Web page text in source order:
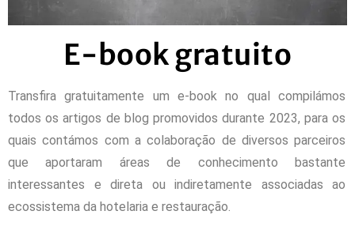
E-book gratuito
Transfira gratuitamente um e-book no qual compilámos
todos os artigos de blog promovidos durante 2023, para os
quais contámos com a colaboração de diversos parceiros
que aportaram áreas de conhecimento bastante
interessantes e direta ou indiretamente associadas ao
ecossistema da hotelaria e restauração.